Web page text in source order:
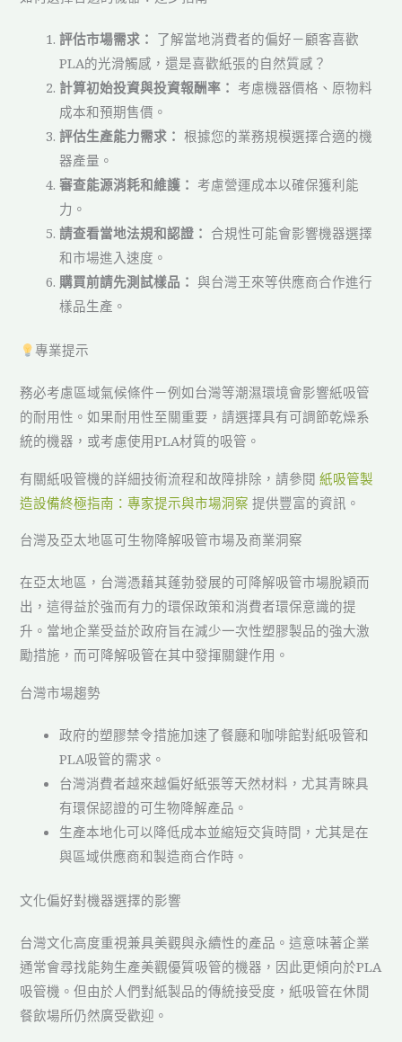
評估市場需求： 了解當地消費者的偏好－顧客喜歡
PLA的光滑觸感，還是喜歡紙張的自然質感？
計算初始投資與投資報酬率： 考慮機器價格、原物料
成本和預期售價。
評估生產能力需求： 根據您的業務規模選擇合適的機
器產量。
審查能源消耗和維護： 考慮營運成本以確保獲利能
力。
請查看當地法規和認證： 合規性可能會影響機器選擇
和市場進入速度。
購買前請先測試樣品： 與台灣王來等供應商合作進行
樣品生產。
專業提示
務必考慮區域氣候條件－例如台灣等潮濕環境會影響紙吸管
的耐用性。如果耐用性至關重要，請選擇具有可調節乾燥系
統的機器，或考慮使用PLA材質的吸管。
有關紙吸管機的詳細技術流程和故障排除，請參閱紙吸管製
造設備終極指南：專家提示與市場洞察 提供豐富的資訊。
台灣及亞太地區可生物降解吸管市場及商業洞察
在亞太地區，台灣憑藉其蓬勃發展的可降解吸管市場脫穎而
出，這得益於強而有力的環保政策和消費者環保意識的提
升。當地企業受益於政府旨在減少一次性塑膠製品的強大激
勵措施，而可降解吸管在其中發揮關鍵作用。
台灣市場趨勢
政府的塑膠禁令措施加速了餐廳和咖啡館對紙吸管和
PLA吸管的需求。
台灣消費者越來越偏好紙張等天然材料，尤其青睞具
有環保認證的可生物降解產品。
生產本地化可以降低成本並縮短交貨時間，尤其是在
與區域供應商和製造商合作時。
文化偏好對機器選擇的影響
台灣文化高度重視兼具美觀與永續性的產品。這意味著企業
通常會尋找能夠生產美觀優質吸管的機器，因此更傾向於PLA
吸管機。但由於人們對紙製品的傳統接受度，紙吸管在休閒
餐飲場所仍然廣受歡迎。